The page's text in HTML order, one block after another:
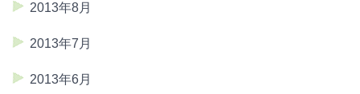
2013年8月
2013年7月
2013年6月